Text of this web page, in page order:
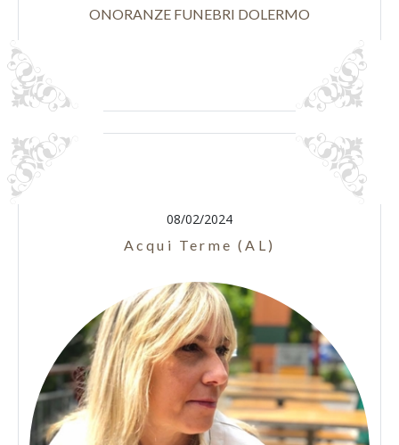
ONORANZE FUNEBRI DOLERMO
08/02/2024
Acqui Terme (AL)